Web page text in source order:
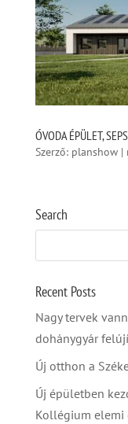
ÓVODA ÉPÜLET,
Szerző: planshow|
Search
Recent Posts
Nagy tervek
dohánygyár
Új otthon a
Új épületben
Kollégium elemi